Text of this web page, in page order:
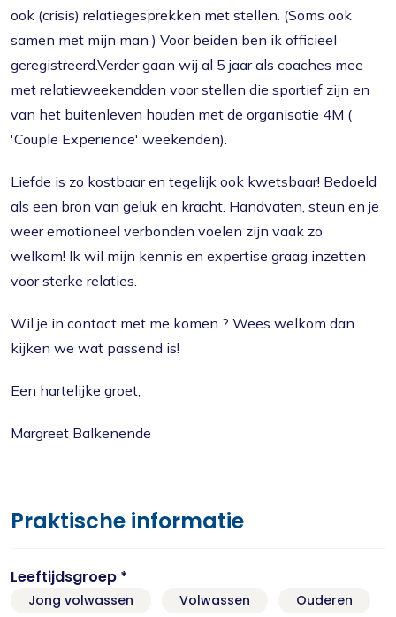
ook (crisis) relatiegesprekken met stellen. (Soms ook
samen met mijn man ) Voor beiden ben ik officieel
geregistreerd.Verder gaan wij al 5 jaar als coaches mee
met relatieweekendden voor stellen die sportief zijn en
van het buitenleven houden met de organisatie 4M (
'Couple Experience' weekenden).
Liefde is zo kostbaar en tegelijk ook kwetsbaar! Bedoeld
als een bron van geluk en kracht. Handvaten, steun en je
weer emotioneel verbonden voelen zijn vaak zo
welkom! Ik wil mijn kennis en expertise graag inzetten
voor sterke relaties.
Wil je in contact met me komen ? Wees welkom dan
kijken we wat passend is!
Een hartelijke groet,
Margreet Balkenende
Praktische informatie
Leeftijdsgroep *
Jong volwassen Volwassen Ouderen